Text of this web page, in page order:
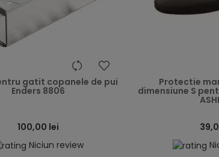
heart
gatit copanele de pui
Enders 8806
100,00 lei
Niciun review
Protectie
dimensiune S